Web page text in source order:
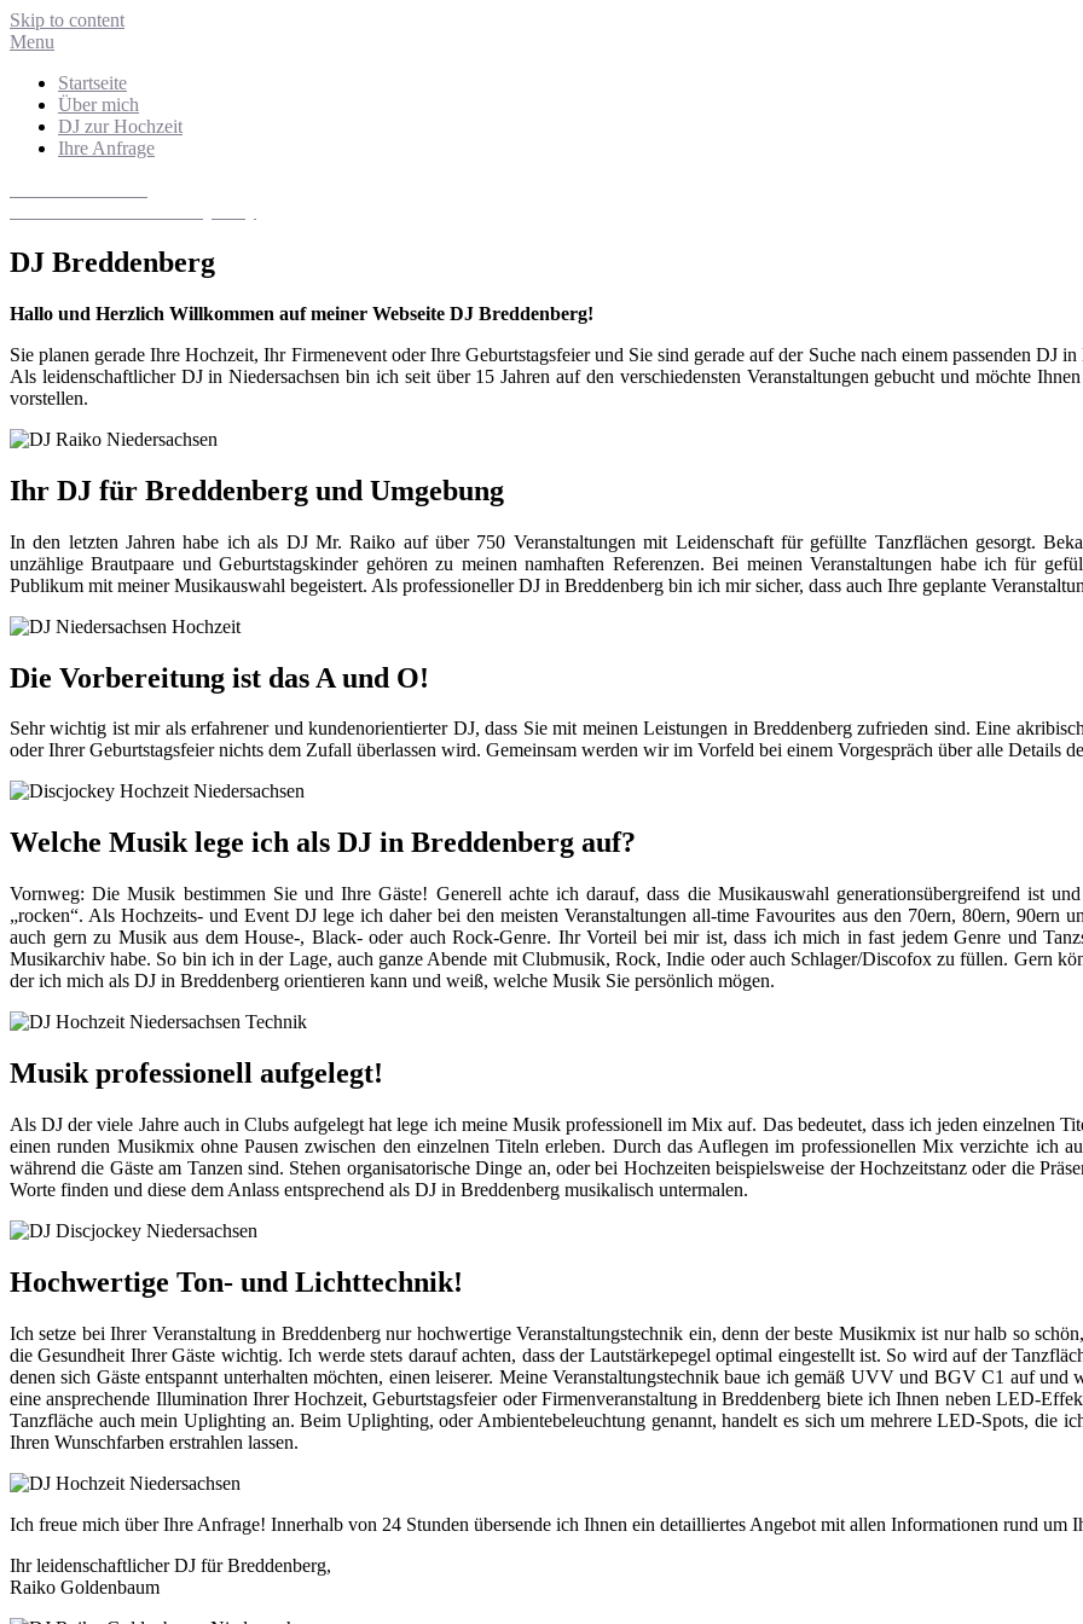
Skip to content
Menu
Startseite
Über mich
DJ zur Hochzeit
Ihre Anfrage
DJ Breddenberg
Hallo und Herzlich Willkommen auf meiner Webseite DJ Breddenberg!
Sie planen gerade Ihre Hochzeit, Ihr Firmenevent oder Ihre Geburtstagsfeier und Sie sind gerade auf der Suche nach einem passenden
Als leidenschaftlicher DJ in Niedersachsen bin ich seit über 15 Jahren auf den verschiedensten Veranstaltungen gebucht und möchte
vorstellen.
Ihr DJ für Breddenberg und Umgebung
In den letzten Jahren habe ich als DJ Mr. Raiko auf über 750 Veranstaltungen mit Leidenschaft für gefüllte Tanzflächen gesorgt.
unzählige Brautpaare und Geburtstagskinder gehören zu meinen namhaften Referenzen. Bei meinen Veranstaltungen habe ich für
Publikum mit meiner Musikauswahl begeistert. Als professioneller DJ in Breddenberg bin ich mir sicher, dass auch Ihre geplante
Die Vorbereitung ist das A und O!
Sehr wichtig ist mir als erfahrener und kundenorientierter DJ, dass Sie mit meinen Leistungen in Breddenberg zufrieden sind. Eine
oder Ihrer Geburtstagsfeier nichts dem Zufall überlassen wird. Gemeinsam werden wir im Vorfeld bei einem Vorgespräch über alle Details
Welche Musik lege ich als DJ in Breddenberg auf?
Vornweg: Die Musik bestimmen Sie und Ihre Gäste! Generell achte ich darauf, dass die Musikauswahl generationsübergreifend ist
„rocken“. Als Hochzeits- und Event DJ lege ich daher bei den meisten Veranstaltungen all-time Favourites aus den 70ern, 80ern, 90ern
auch gern zu Musik aus dem House-, Black- oder auch Rock-Genre. Ihr Vorteil bei mir ist, dass ich mich in fast jedem Genre und
Musikarchiv habe. So bin ich in der Lage, auch ganze Abende mit Clubmusik, Rock, Indie oder auch Schlager/Discofox zu füllen. Gern
der ich mich als DJ in Breddenberg orientieren kann und weiß, welche Musik Sie persönlich mögen.
Musik professionell aufgelegt!
Als DJ der viele Jahre auch in Clubs aufgelegt hat lege ich meine Musik professionell im Mix auf. Das bedeutet, dass ich jeden einzelnen
einen runden Musikmix ohne Pausen zwischen den einzelnen Titeln erleben. Durch das Auflegen im professionellen Mix verzichte ich
während die Gäste am Tanzen sind. Stehen organisatorische Dinge an, oder bei Hochzeiten beispielsweise der Hochzeitstanz oder die
Worte finden und diese dem Anlass entsprechend als DJ in Breddenberg musikalisch untermalen.
Hochwertige Ton- und Lichttechnik!
Ich setze bei Ihrer Veranstaltung in Breddenberg nur hochwertige Veranstaltungstechnik ein, denn der beste Musikmix ist nur halb so
die Gesundheit Ihrer Gäste wichtig. Ich werde stets darauf achten, dass der Lautstärkepegel optimal eingestellt ist. So wird auf der
denen sich Gäste entspannt unterhalten möchten, einen leiserer. Meine Veranstaltungstechnik baue ich gemäß UVV und BGV C1 auf
eine ansprechende Illumination Ihrer Hochzeit, Geburtstagsfeier oder Firmenveranstaltung in Breddenberg biete ich Ihnen neben LED-
Tanzfläche auch mein Uplighting an. Beim Uplighting, oder Ambientebeleuchtung genannt, handelt es sich um mehrere LED-Spots, die
Ihren Wunschfarben erstrahlen lassen.
Ich freue mich über Ihre Anfrage! Innerhalb von 24 Stunden übersende ich Ihnen ein detailliertes Angebot mit allen Informationen rund um
Ihr leidenschaftlicher DJ für Breddenberg,
Raiko Goldenbaum